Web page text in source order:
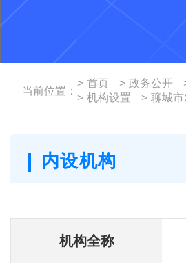
当前位置：
> 首页 > 政务公开
> 机构设置 > 聊城
内设机构
机构全称